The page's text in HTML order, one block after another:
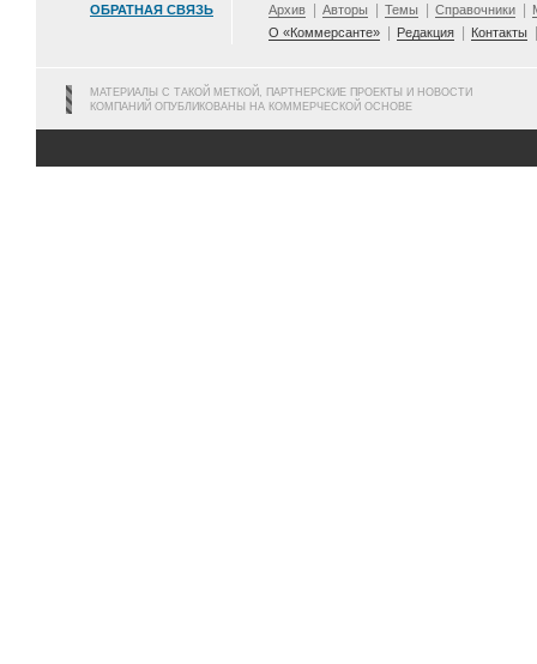
ОБРАТНАЯ СВЯЗЬ Архив Авторы Темы Справочники
О «Коммерсанте»
Редакция Контакты
МАТЕРИАЛЫ С ТАКОЙ МЕТКОЙ, ПАРТНЕРСКИЕ ПРОЕКТЫ И НОВОСТИ
КОМПАНИЙ ОПУБЛИКОВАНЫ НА КОММЕРЧЕСКОЙ ОСНОВЕ